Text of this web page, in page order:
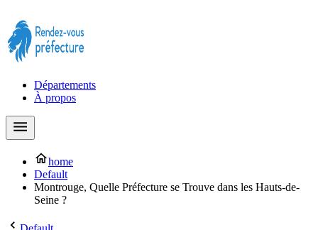
Départements
À propos
home
Default
Montrouge, Quelle Préfecture se Trouve dans les Hauts-de-
Seine ?